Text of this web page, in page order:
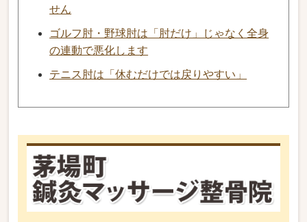
せん
ゴルフ肘・野球肘は「肘だけ」じゃなく全身
の連動で悪化します
テニス肘は「休むだけでは戻りやすい」